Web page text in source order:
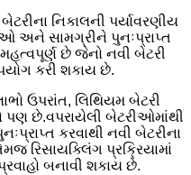
નિકાલની પર્યાવરણીય
અને સામગ્રીને પુનઃપ્રાપ્ત
છે જેનો નવી બેટરી
કરી શકાય છે.
ઉપરાંત, લિથિયમ બેટરી
પણ છે.વપરાયેલી બેટરીઓમાંથી
કરવાથી નવી બેટરીના
રિસાયક્લિંગ પ્રક્રિયામાં
બનાવી શકાય છે.